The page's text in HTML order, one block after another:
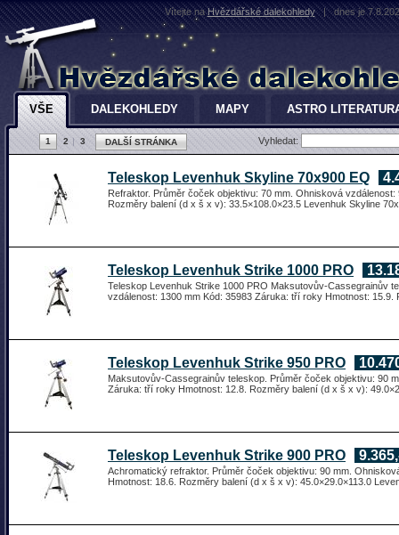
Vítejte naHvězdářské dalekohledy | dnes je
VŠE DALEKOHLEDY MAPY ASTRO
1 2 3 DALŠÍ STRÁNKA Vyhledat:
Teleskop Levenhuk Skyline 70x900 EQ
Refraktor. Průměr čoček objektivu: 70 mm. Ohnisková
Rozměry balení (d x š x v): 33.5×108.0×23.5 Levenhuk Skyline
Teleskop Levenhuk Strike 1000 PRO
Teleskop Levenhuk Strike 1000 PRO Maksutovův-Cassegrainův
vzdálenost: 1300 mm Kód: 35983 Záruka: tří roky Hmotnost:
Teleskop Levenhuk Strike 950 PRO
Maksutovův-Cassegrainův teleskop. Průměr čoček objektivu: 90
Záruka: tří roky Hmotnost: 12.8. Rozměry balení (d x š x v):
Teleskop Levenhuk Strike 900 PRO
Achromatický refraktor. Průměr čoček objektivu: 90 mm.
Hmotnost: 18.6. Rozměry balení (d x š x v): 45.0×29.0×113.0